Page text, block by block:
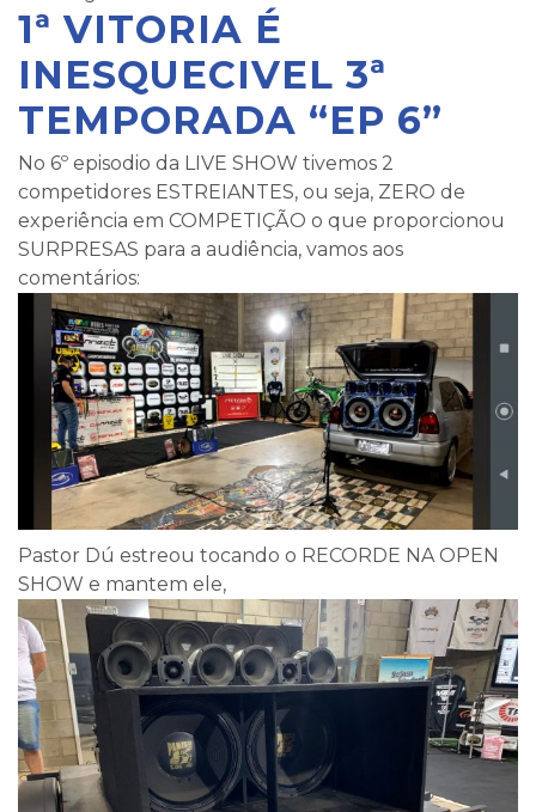
1ª VITORIA É
INESQUECIVEL 3ª
TEMPORADA “EP 6”
No 6º episodio da LIVE SHOW tivemos 2
competidores ESTREIANTES, ou seja, ZERO de
experiência em COMPETIÇÃO o que proporcionou
SURPRESAS para a audiência, vamos aos
comentários:
Pastor Dú estreou tocando o RECORDE NA OPEN
SHOW e mantem ele,